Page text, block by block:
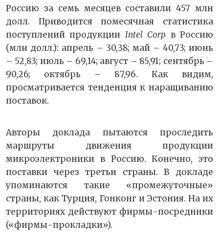
Россию за семь месяцев составили 457 млн
долл. Приводится помесячная статистика
поступлений продукции Intel Corp в Россию
(млн долл.): апрель – 30,38; май – 40,73; июнь
– 52,83; июль – 69,14; август – 85,91; сентябрь –
90,26; октябрь – 87,96. Как видим,
просматривается тенденция к наращиванию
поставок.
Авторы доклада пытаются проследить
маршруты движения продукции
микроэлектроники в Россию. Конечно, это
поставки через третьи страны. В докладе
упоминаются такие «промежуточные»
страны, как Турция, Гонконг и Эстония. На их
территориях действуют фирмы-посредники
(«фирмы-прокладки»).